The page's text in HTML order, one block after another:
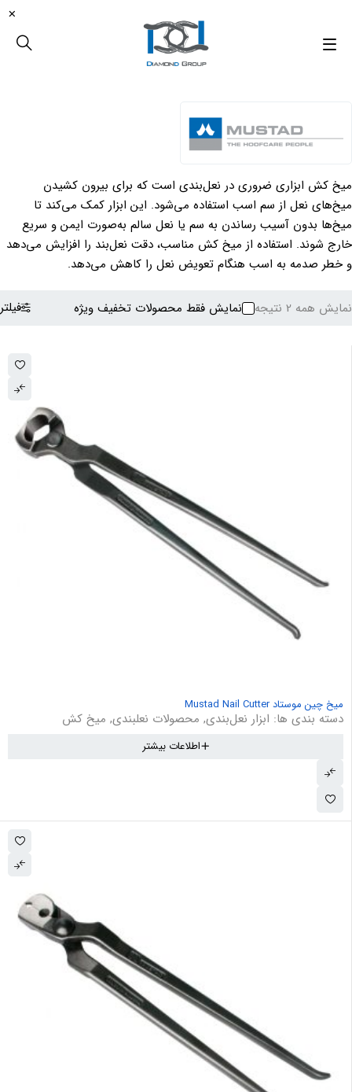
میخ کش ابزاری ضروری در نعل‌بندی است که برای بیرون کشیدن
میخ‌های نعل از سم اسب استفاده می‌شود. این ابزار کمک می‌کند تا
میخ‌ها بدون آسیب رساندن به سم یا نعل سالم به‌صورت ایمن و سریع
خارج شوند. استفاده از میخ کش مناسب، دقت نعل‌بند را افزایش می‌دهد
و خطر صدمه به اسب هنگام تعویض نعل را کاهش می‌دهد.
فیلتر نمایش همه 2 نتیجه نمایش فقط محصولات تخفیف ویژه
میخ چین موستاد Mustad Nail Cutter
دسته بندی ها: ابزار نعل‌بندی, محصولات نعلبندی, میخ کش
اطلاعات بیشتر